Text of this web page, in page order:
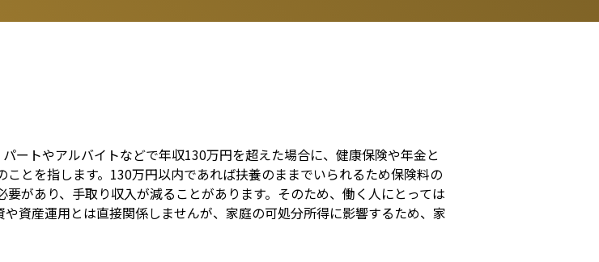
ートやアルバイトなどで年収130万円を超えた場合に、健康保険や年金と
とを指します。130万円以内であれば扶養のままでいられるため保険料の
があり、手取り収入が減ることがあります。そのため、働く人にとっては
資産運用とは直接関係しませんが、家庭の可処分所得に影響するため、家